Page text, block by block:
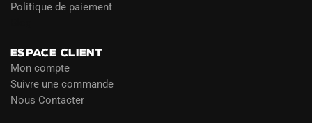
Politique de paiement
ESPACE CLIENT
Mon compte
Suivre une commande
Nous Contacter